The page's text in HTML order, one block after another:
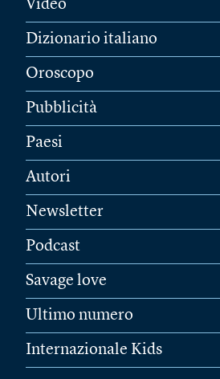
Video
Dizionario italiano
Oroscopo
Pubblicità
Paesi
Autori
Newsletter
Podcast
Savage love
Ultimo numero
Internazionale Kids